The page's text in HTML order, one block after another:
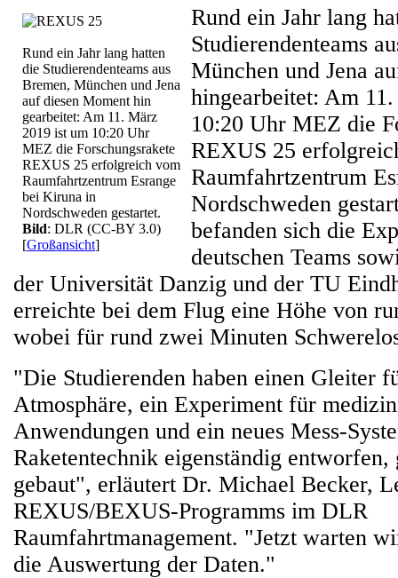
Rund ein Jahr lang hatten
die Studierendenteams aus
Bremen, München und Jena
auf diesen Moment hin
gearbeitet: Am 11. März
2019 ist um 10:20 Uhr
MEZ die Forschungsrakete
REXUS 25 erfolgreich vom
Raumfahrtzentrum Esrange
bei Kiruna in
Nordschweden gestartet.
Bild: DLR (CC-BY 3.0)
[Großansicht]
Rund ein Jahr lang
Studierendenteams
München und Jena
hingearbeitet: Am
10:20 Uhr MEZ die
REXUS 25
Raumfahrtzentrum
Nordschweden
befanden sich die
deutschen Teams
der Universität Danzig und der TU
erreichte bei dem Flug eine Höhe von
wobei für rund zwei Minuten
"Die Studierenden haben einen Gleiter
Atmosphäre, ein Experiment für
Anwendungen und ein neues Mess-
Raketentechnik eigenständig entworfen,
gebaut", erläutert Dr. Michael Becker,
REXUS/BEXUS-Programms im DLR
Raumfahrtmanagement. "Jetzt warten
die Auswertung der Daten."